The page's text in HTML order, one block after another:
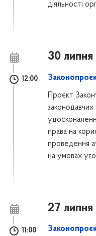
діяльності
30
12:00
Проєкт
права на
проведення
на умовах
27
11:00